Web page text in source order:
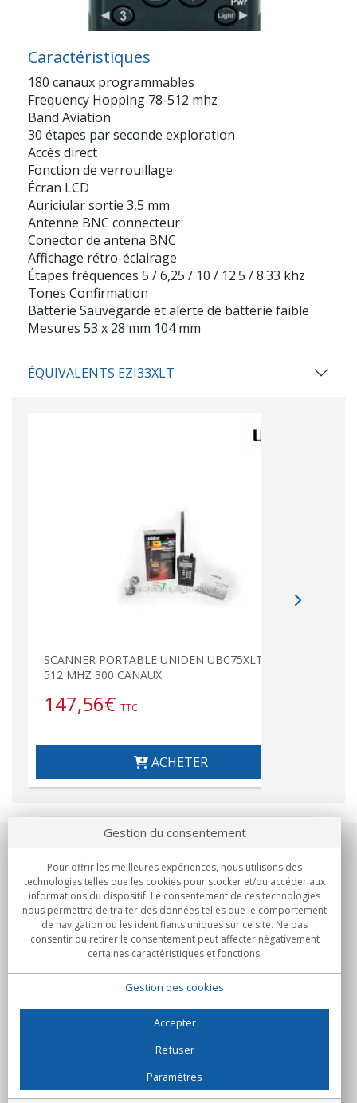
Caractéristiques
180 canaux programmables
Frequency Hopping 78-512 mhz
Band Aviation
30 étapes par seconde exploration
Accès direct
Fonction de verrouillage
Écran LCD
Auriciular sortie 3,5 mm
Antenne BNC connecteur
Conector de antena BNC
Affichage rétro-éclairage
Étapes fréquences 5 / 6,25 / 10 / 12.5 / 8.33 khz
Tones Confirmation
Batterie Sauvegarde et alerte de batterie faible
Mesures 53 x 28 mm 104 mm
ÉQUIVALENTS EZI33XLT
SCANNER PORTABLE UNIDEN UBC75XLT 25-
512 MHZ 300 CANAUX
147,56€ TTC
ACHETER
Notre société
Engagements
Achats
C/Flassaders, 13, Nave 6, 08130 Santa Perpètua de Mogoda
(Barcelone) - Espagne
Gestion du consentement
Pour offrir les meilleures expériences, nous utilisons des
technologies telles que les cookies pour stocker et/ou accéder aux
informations du dispositif. Le consentement de ces technologies
nous permettra de traiter des données telles que le comportement
de navigation ou les identifiants uniques sur ce site. Ne pas
consentir ou retirer le consentement peut affecter négativement
certaines caractéristiques et fonctions.
Gestion des cookies
Accepter
Refuser
Paramètres